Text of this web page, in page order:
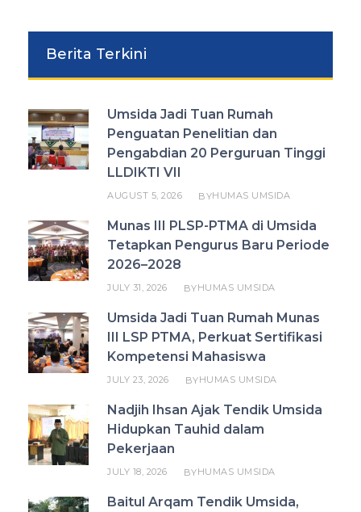
Berita Terkini
Umsida Jadi Tuan Rumah
Penguatan Penelitian dan
Pengabdian 20 Perguruan Tinggi
LLDIKTI VII
AUGUST 5, 2026 BYHUMAS UMSIDA
Munas III PLSP-PTMA di Umsida
Tetapkan Pengurus Baru Periode
2026–2028
JULY 31, 2026 BYHUMAS UMSIDA
Umsida Jadi Tuan Rumah Munas
III LSP PTMA, Perkuat Sertifikasi
Kompetensi Mahasiswa
JULY 23, 2026 BYHUMAS UMSIDA
Nadjih Ihsan Ajak Tendik Umsida
Hidupkan Tauhid dalam
Pekerjaan
JULY 18, 2026 BYHUMAS UMSIDA
Baitul Arqam Tendik Umsida,